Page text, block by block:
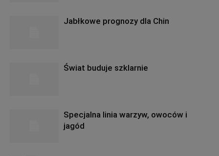
Jabłkowe prognozy dla Chin
Świat buduje szklarnie
Specjalna linia warzyw, owoców i
jagód